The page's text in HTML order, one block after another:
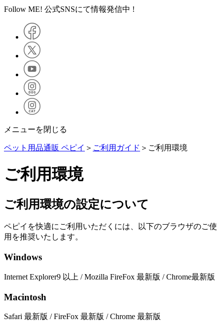
Follow ME! 公式SNSにて情報発信中 !
メニューを閉じる
ペット用品通販 ペピイ ＞ ご利用ガイド ＞ご利用環境
ご利用環境
ご利用環境の設定について
ペピイを快適にご利用いただくには、以下のブラウザのご使
用を推奨いたします。
Windows
Internet Explorer9 以上 / Mozilla FireFox 最新版 / Chrome最新版
Macintosh
Safari 最新版 / FireFox 最新版 / Chrome 最新版